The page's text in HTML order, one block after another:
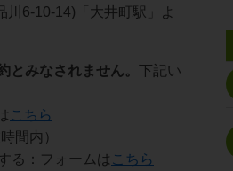
川6-10-14)「大井町駅」よ
とみなされません。 下記い
こちら
間内）
る：フォームは こちら